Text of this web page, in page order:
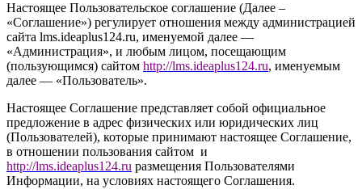
Настоящее Пользовательское соглашение (Далее –
«Соглашение») регулирует отношения между администрацией
сайта lms.ideaplus124.ru, именуемой далее —
«Администрация», и любым лицом, посещающим
(пользующимся) сайтом http://lms.ideaplus124.ru, именуемым
далее — «Пользователь».
Настоящее Соглашение представляет собой официальное
предложение в адрес физических или юридических лиц
(Пользователей), которые принимают настоящее Соглашение,
в отношении пользования сайтом и
http://lms.ideaplus124.ru размещения Пользователями
Информации, на условиях настоящего Соглашения.